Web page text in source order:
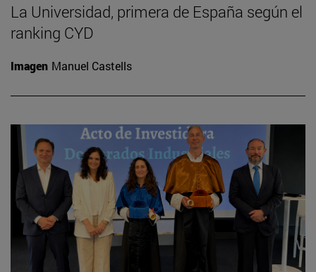
La Universidad, primera de España según el
ranking CYD
Imagen Manuel Castells